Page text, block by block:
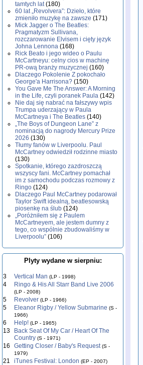
tamtych lat(180)
60 lat „Revolvera”: Dzieło, które
zmieniło muzykę na zawsze (171)
Mick Jagger o The Beatles:
Pragmatyzm Sullivana,
rozczarowanie Elvisem i cięty język
Johna Lennona (168)
Rick Beato i jego wideo o Paulu
McCartneyu: celny cios w machinę
PR-ową branży muzycznej (160)
Dlaczego Pokolenie Z pokochało
George'a Harrisona? (150)
You Gave Me The Answer: A Morning
in the Life, czyli poranek Paula (142)
Nie daj się nabrać na fałszywy wpis
Trumpa uderzający w Paula
McCartneya i The Beatles (140)
„The Boys of Dungeon Lane” z
nominacją do nagrody Mercury Prize
2026 (130)
Tłumy fanów w Liverpoolu. Paul
McCartney odwiedził rodzinne miasto
(130)
Spotkanie, którego zazdroszczą
wszyscy fani. McCartney pomachał
im z samochodu podczas rozmowy z
Ringo (124)
Dlaczego Paul McCartney podarował
Taylor Swift idealną, beatlesowską
piosenkę na ślub (124)
„Poróżniłem się z Paulem
McCartneyem, ale jestem dumny z
tego, co wspólnie zbudowaliśmy w
Liverpoolu” (106)
Plyty wydane w sierpniu:
3 Vertical Man (LP - 1998)
4 Ringo & His All Starr Band Live 2006
(LP - 2008)
5 Revolver (LP - 1966)
5 Eleanor Rigby / Yellow Submarine (S -
1966)
6 Help! (LP - 1965)
13
Back Seat Of My Car / Heart Of The
Country (S - 1971)
16 Getting Closer / Baby's Request (S -
1979)
21 iTunes Festival: London (EP - 2007)